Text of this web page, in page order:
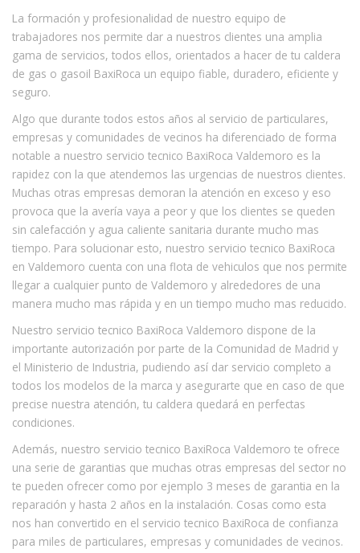
La formación y profesionalidad de nuestro equipo de
trabajadores nos permite dar a nuestros clientes una amplia
gama de servicios, todos ellos, orientados a hacer de tu caldera
de gas o gasoil BaxiRoca un equipo fiable, duradero, eficiente y
seguro.
Algo que durante todos estos años al servicio de particulares,
empresas y comunidades de vecinos ha diferenciado de forma
notable a nuestro servicio tecnico BaxiRoca Valdemoro es la
rapidez con la que atendemos las urgencias de nuestros clientes.
Muchas otras empresas demoran la atención en exceso y eso
provoca que la avería vaya a peor y que los clientes se queden
sin calefacción y agua caliente sanitaria durante mucho mas
tiempo. Para solucionar esto, nuestro servicio tecnico BaxiRoca
en Valdemoro cuenta con una flota de vehiculos que nos permite
llegar a cualquier punto de Valdemoro y alrededores de una
manera mucho mas rápida y en un tiempo mucho mas reducido.
Nuestro servicio tecnico BaxiRoca Valdemoro dispone de la
importante autorización por parte de la Comunidad de Madrid y
el Ministerio de Industria, pudiendo así dar servicio completo a
todos los modelos de la marca y asegurarte que en caso de que
precise nuestra atención, tu caldera quedará en perfectas
condiciones.
Además, nuestro servicio tecnico BaxiRoca Valdemoro te ofrece
una serie de garantias que muchas otras empresas del sector no
te pueden ofrecer como por ejemplo 3 meses de garantia en la
reparación y hasta 2 años en la instalación. Cosas como esta
nos han convertido en el servicio tecnico BaxiRoca de confianza
para miles de particulares, empresas y comunidades de vecinos.